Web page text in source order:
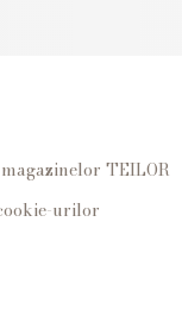
TEILOR
urilor